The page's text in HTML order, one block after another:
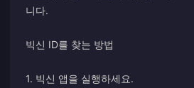
니다.
빅신 ID를 찾는 방법
1. 빅신 앱을 실행하세요.